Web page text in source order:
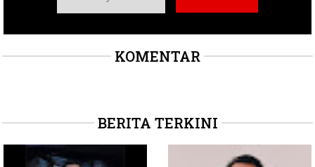
KOMENTAR
BERITA TERKINI